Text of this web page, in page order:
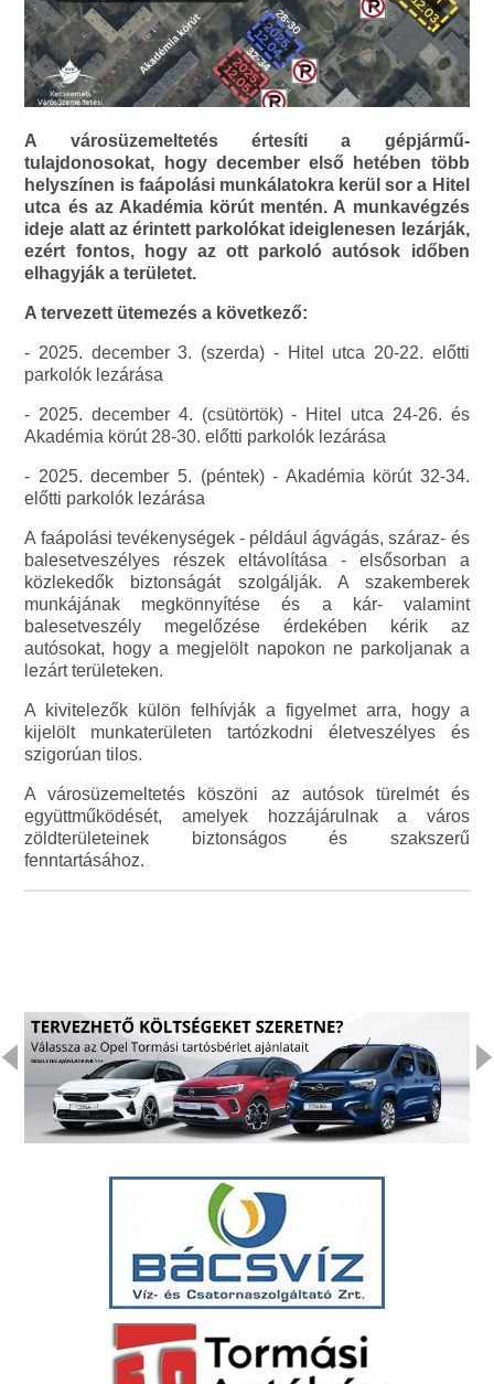
A városüzemeltetés értesíti a gépjármű-
tulajdonosokat, hogy december első hetében több
helyszínen is faápolási munkálatokra kerül sor a Hitel
utca és az Akadémia körút mentén. A munkavégzés
ideje alatt az érintett parkolókat ideiglenesen lezárják,
ezért fontos, hogy az ott parkoló autósok időben
elhagyják a területet.
A tervezett ütemezés a következő:
- 2025. december 3. (szerda) - Hitel utca 20-22. előtti
parkolók lezárása
- 2025. december 4. (csütörtök) - Hitel utca 24-26. és
Akadémia körút 28-30. előtti parkolók lezárása
- 2025. december 5. (péntek) - Akadémia körút 32-34.
előtti parkolók lezárása
A faápolási tevékenységek - például ágvágás, száraz- és
balesetveszélyes részek eltávolítása - elsősorban a
közlekedők biztonságát szolgálják. A szakemberek
munkájának megkönnyítése és a kár- valamint
balesetveszély megelőzése érdekében kérik az
autósokat, hogy a megjelölt napokon ne parkoljanak a
lezárt területeken.
A kivitelezők külön felhívják a figyelmet arra, hogy a
kijelölt munkaterületen tartózkodni életveszélyes és
szigorúan tilos.
A városüzemeltetés köszöni az autósok türelmét és
együttműködését, amelyek hozzájárulnak a város
zöldterületeinek biztonságos és szakszerű
fenntartásához.